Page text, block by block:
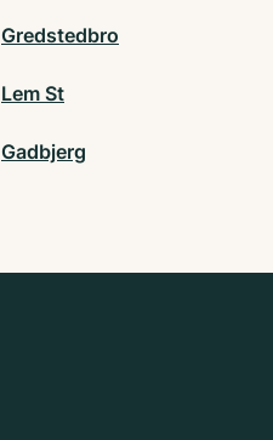
Gredstedbro
Lem St
Gadbjerg